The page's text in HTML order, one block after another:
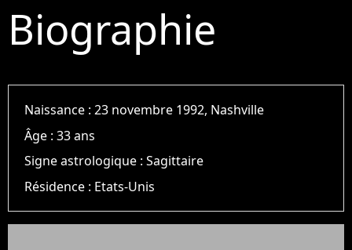
Biographie
Naissance :23 novembre 1992, Nashville
Âge :33 ans
Signe astrologique :Sagittaire
Résidence : Etats-Unis